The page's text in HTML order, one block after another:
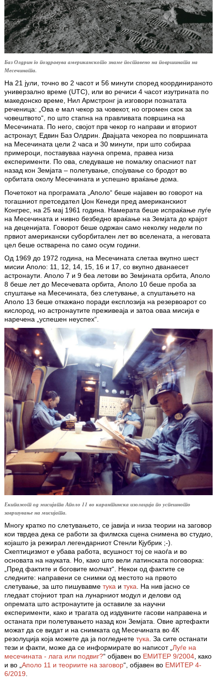
Баз Олдрин го поздравува американското знаме поставено на површината на
Месечината.
На 21 јули, точно во 2 часот и 56 минути според координираното
универзално време (UTC), или во речиси 4 часот изутрината по
македонско време, Нил Армстронг ја изговори познатата
реченица: „Ова е мал чекор за човекот, но огромен скок за
човештвото“, по што стапна на правливата површина на
Mесечината. По него, својот прв чекор го направи и вториот
астронаут, Едвин Баз Олдрин. Двајцата чекорeа по површината
на Месечината цели 2 часа и 30 минути, при што собираа
примероци, поставуваа научна опрема, правеа низа
експерименти. По ова, следуваше не помалку опасниот пат
назад кон Земјата – полетување, спојување со бродот во
орбитата околу Месечината и успешно враќање дома.
Почетокот на програмата „Аполо“ беше најавен во говорот на
тогашниот претседател Џон Кенеди пред американскиот
Конгрес, на 25 мај 1961 година. Намерата беше испраќање луѓе
на Месечината и нивно безбедно враќање на Земјата до крајот
на деценијата. Говорот беше одржан само неколку недели по
првиот американски суборбитален лет во вселената, а неговата
цел беше остварена по само осум години.
Од 1969 до 1972 година, на Месечината слетаa вкупно шест
мисии Аполо: 11, 12, 14, 15, 16 и 17, со вкупно дванаесет
астронаути. Аполо 7 и 9 беа летови во Земјината орбита, Аполо
8 беше лет до Месечевата орбита, Аполо 10 беше проба за
спуштање на Месечината, без слетување, а спуштањето на
Аполо 13 беше откажано поради експлозија на резервоарот со
кислород, но астронаутите преживеаја и затоа оваа мисија е
наречена „успешен неуспех“.
Екипажот од мисијата Аполо 11 во карантинска изолација по успешното
завршување на мисијата.
Многу кратко по слетувањето, се јавија и низа теории на заговор
кои тврдеа дека се работи за филмска сцена снимена во студио,
којашто ја режирал легендарниот Стенли Кјубрик ;-).
Скептицизмот е убава работа, всушност тој се наоѓа и во
основата на науката. Но, како што вели латинската поговорка:
„Пред фактите и боговите молчат“. Некои од фактите се
следните: направени се снимки од местото на првото
слетување, за што пишувавме тука и тука . На нив јасно се
гледаат стојниот трап на лунарниот модул и делови од
опремата што астронаутите ја оставиле за научни
експерименти, како и трагата од издувните гасови направена и
останата при полетувањето назад кон Земјата. Овие артефакти
можат да се видат и на снимката од Месечината во 4К
резолуција која можете да ја погледнете тука . За сите останати
тези и факти, може да се информирате во написот „ Луѓе на
месечината - лага или подвиг?“ објавен во ЕМИТЕР 9/2004 , како
и во „ Аполо 11 и теориите на заговор“, објавен во ЕМИТЕР 4-
6/2019